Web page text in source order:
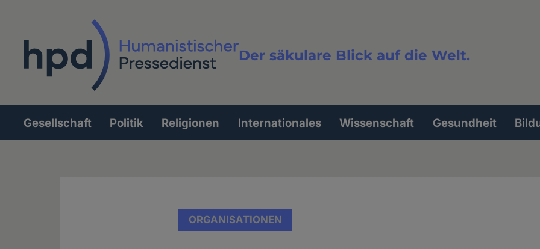
Der säkulare Blick auf die Welt.
Volltextsuche
Hauptnavigation
Gesellschaft Politik Religionen Internationales Wissenschaft Gesundheit
ORGANISATIONEN